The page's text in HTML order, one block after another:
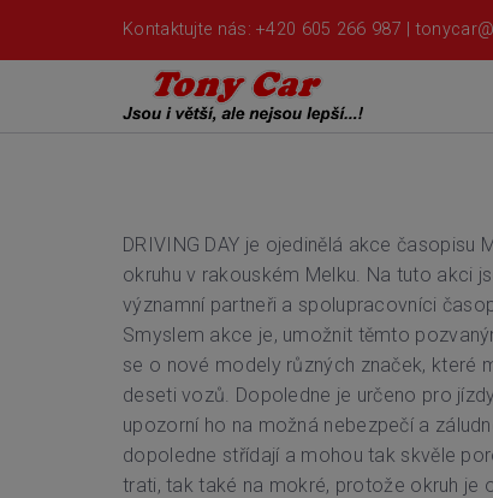
Kontaktujte nás: +420 605 266 987 |
DRIVING DAY je ojedinělá akce
okruhu v rakouském Melku. Na tuto akci
významní partneři a spolupracovníci
Smyslem akce je, umožnit těmto
se o nové modely různých značek, které
deseti vozů. Dopoledne je určeno pro
upozorní ho na možná nebezpečí a
dopoledne střídají a mohou tak skvěle
trati, tak také na mokré, protože okruh je